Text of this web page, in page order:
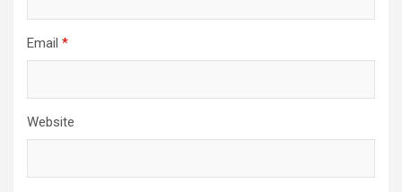
Email *
Website